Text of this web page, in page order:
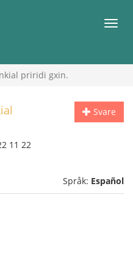
Meny
priridi gxin.
Svare
11 22
Språk: Español